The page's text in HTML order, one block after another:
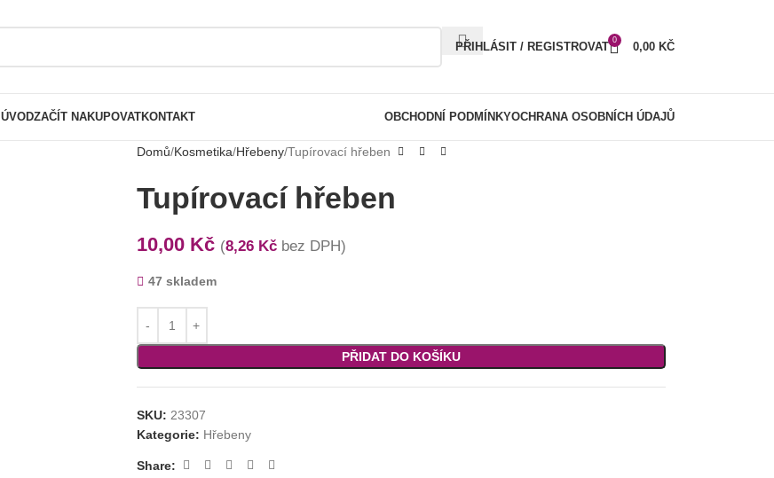
PŘIHLÁSIT / REGISTROVAT
0
0,00 KČ
ÚVODZAČÍT NAKUPOVATKONTAKT OBCHODNÍ PODMÍNKYOCHRANA OSOBNÍCH ÚDAJŮ
Domů Kosmetika Hřebeny Tupírovací hřeben
Tupírovací hřeben
10,00 Kč (8,26 Kčbez DPH)
47 skladem
PŘIDAT DO KOŠÍKU
SKU: 23307
Kategorie: Hřebeny
Share: